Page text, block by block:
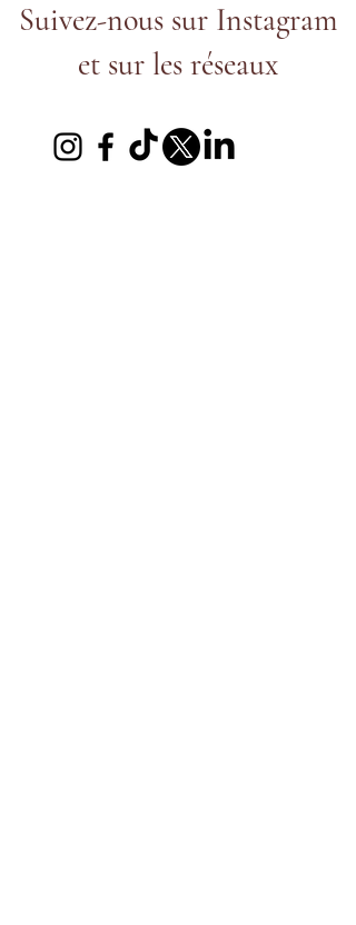
Suivez-nous sur Instagram
et sur les réseaux